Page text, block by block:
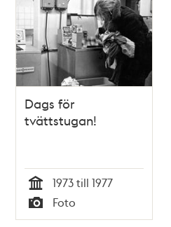
Dags för
tvättstugan!
Tid
1973 till 1977
Typ
Foto